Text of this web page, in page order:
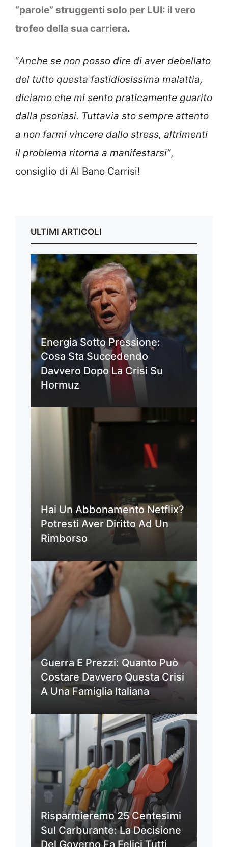
“parole” struggenti solo per LUI: il vero
trofeo della sua carriera.
“Anche se non posso dire di aver debellato
del tutto questa fastidiosissima malattia,
diciamo che mi sento praticamente guarito
dalla psoriasi. Tuttavia sto sempre attento
a non farmi vincere dallo stress, altrimenti
il problema ritorna a manifestarsi”,
consiglio di Al Bano Carrisi!
ULTIMI ARTICOLI
Energia Sotto Pressione:
Cosa Sta Succedendo
Davvero Dopo La Crisi Su
Hormuz
Hai Un Abbonamento Netflix?
Potresti Aver Diritto Ad Un
Rimborso
Guerra E Prezzi: Quanto Può
Costare Davvero Questa Crisi
A Una Famiglia Italiana
Risparmieremo 25 Centesimi
Sul Carburante: La Decisione
Del Governo Fa Felici Tutti